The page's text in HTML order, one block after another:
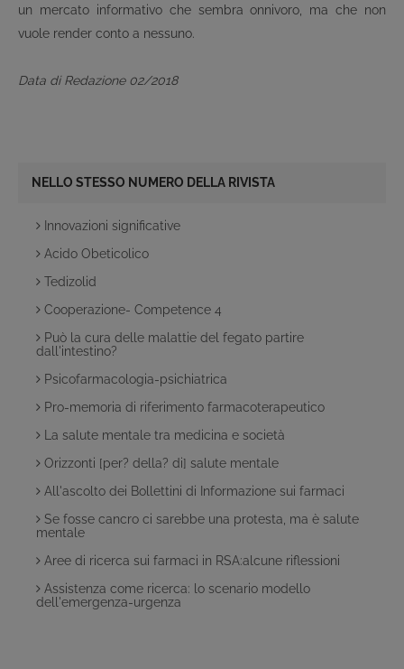
un mercato informativo che sembra onnivoro, ma che non
vuole render conto a nessuno.
Data di Redazione 02/2018
NELLO STESSO NUMERO DELLA RIVISTA
Innovazioni significative
Acido Obeticolico
Tedizolid
Cooperazione- Competence 4
Può la cura delle malattie del fegato partire
dall'intestino?
Psicofarmacologia-psichiatrica
Pro-memoria di riferimento farmacoterapeutico
La salute mentale tra medicina e società
Orizzonti [per? della? di] salute mentale
All'ascolto dei Bollettini di Informazione sui farmaci
Se fosse cancro ci sarebbe una protesta, ma è salute
mentale
Aree di ricerca sui farmaci in RSA:alcune riflessioni
Assistenza come ricerca: lo scenario modello
dell'emergenza-urgenza